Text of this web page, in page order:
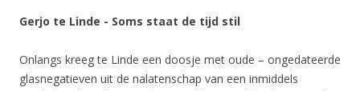
Gerjo te Linde - Soms staat de tijd stil
Onlangs kreeg te Linde een doosje met oude – ongedateerde
glasnegatieven uit de nalatenschap van een inmiddels